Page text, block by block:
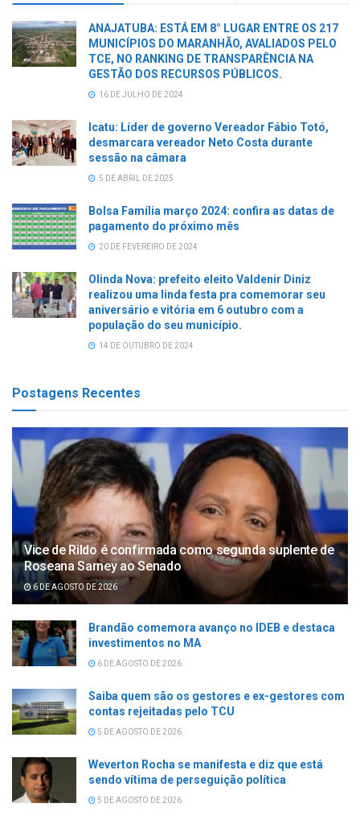
ANAJATUBA: ESTÁ EM 8° LUGAR ENTRE OS 217
MUNICÍPIOS DO MARANHÃO, AVALIADOS PELO
TCE, NO RANKING DE TRANSPARÊNCIA NA
GESTÃO DOS RECURSOS PÚBLICOS.
16 DE JULHO DE 2024
Icatu: Líder de governo Vereador Fábio Totó,
desmarcara vereador Neto Costa durante
sessão na câmara
5 DE ABRIL DE 2025
Bolsa Família março 2024: confira as datas de
pagamento do próximo mês
20 DE FEVEREIRO DE 2024
Olinda Nova: prefeito eleito Valdenir Diniz
realizou uma linda festa pra comemorar seu
aniversário e vitória em 6 outubro com a
população do seu município.
14 DE OUTUBRO DE 2024
Postagens Recentes
Vice de Rildo é confirmada como segunda suplente de
Roseana Sarney ao Senado
6 DE AGOSTO DE 2026
Brandão comemora avanço no IDEB e destaca
investimentos no MA
6 DE AGOSTO DE 2026
Saiba quem são os gestores e ex-gestores com
contas rejeitadas pelo TCU
5 DE AGOSTO DE 2026
Weverton Rocha se manifesta e diz que está
sendo vítima de perseguição política
5 DE AGOSTO DE 2026